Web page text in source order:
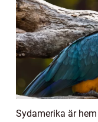
Sydamerika är